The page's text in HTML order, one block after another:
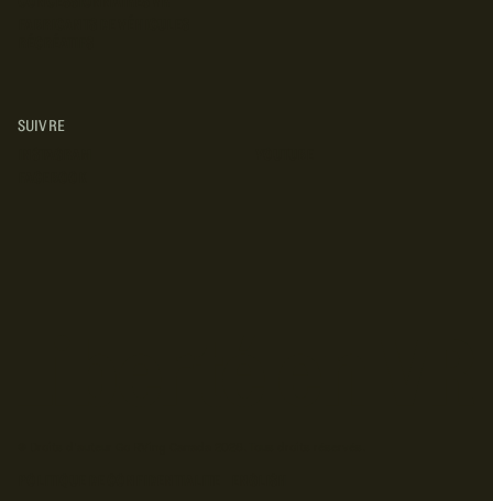
SUIVRE